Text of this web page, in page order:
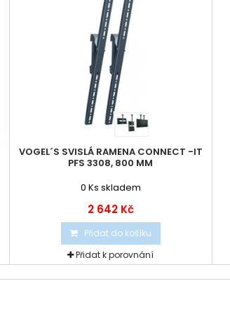
VOGEL´S SVISLÁ RAMENA CONNECT -IT
PFS 3308, 800 MM
0 Ks skladem
2 642 Kč
Přidat do košíku
Přidat k porovnání